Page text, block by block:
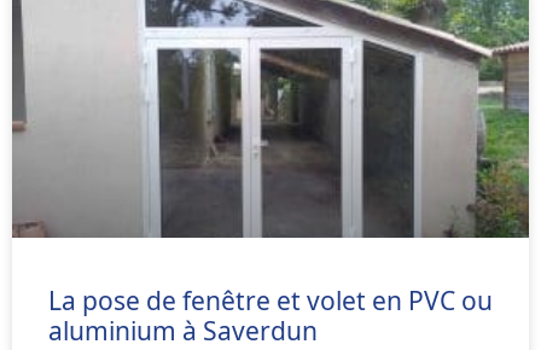
La pose de fenêtre et volet en PVC ou
aluminium à Saverdun